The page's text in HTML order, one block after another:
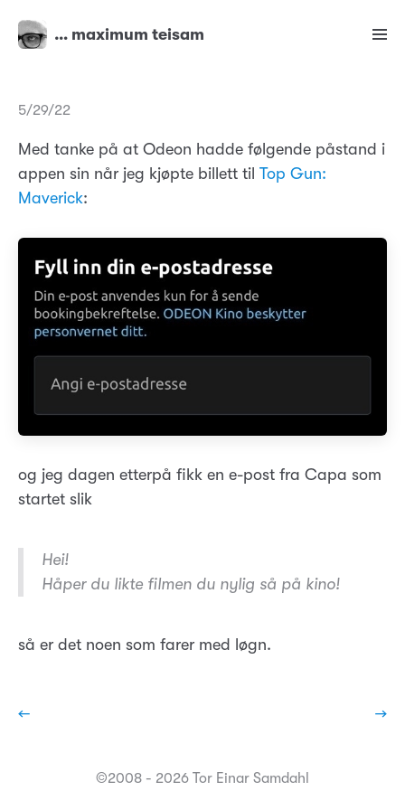
… maximum teisam
5/29/22
Med tanke på at Odeon hadde følgende påstand i
appen sin når jeg kjøpte billett til Top Gun:
Maverick:
og jeg dagen etterpå fikk en e-post fra Capa som
startet slik
Hei!
Håper du likte filmen du nylig så på kino!
så er det noen som farer med løgn.
← →
©2008 - 2026 Tor Einar Samdahl